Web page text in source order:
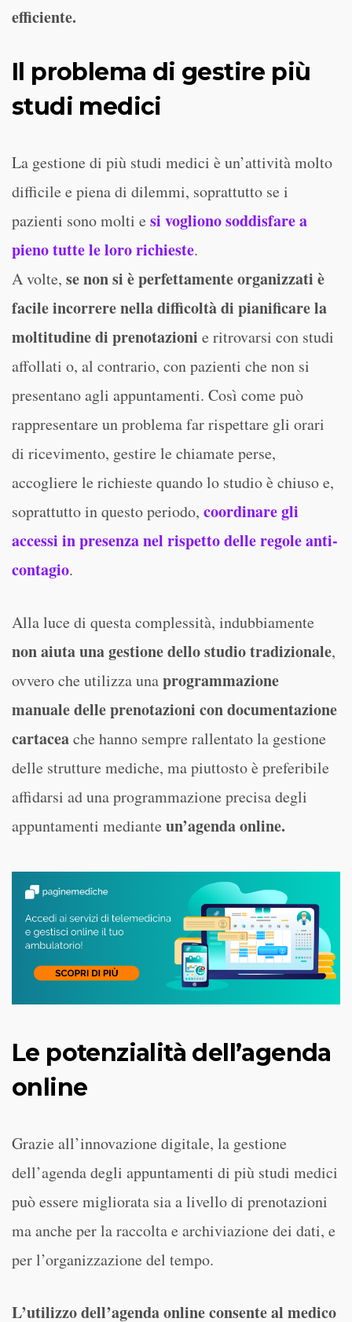
efficiente.
Il problema di gestire più
studi medici
La gestione di più studi medici è un’attività molto
difficile e piena di dilemmi, soprattutto se i
pazienti sono molti e si vogliono soddisfare a
pieno tutte le loro richieste.
A volte, se non si è perfettamente organizzati è
facile incorrere nella difficoltà di pianificare la
moltitudine di prenotazioni e ritrovarsi con studi
affollati o, al contrario, con pazienti che non si
presentano agli appuntamenti. Così come può
rappresentare un problema far rispettare gli orari
di ricevimento, gestire le chiamate perse,
accogliere le richieste quando lo studio è chiuso e,
soprattutto in questo periodo, coordinare gli
accessi in presenza nel rispetto delle regole anti-
contagio.
Alla luce di questa complessità, indubbiamente
non aiuta una gestione dello studio tradizionale,
ovvero che utilizza unaprogrammazione
manuale delle prenotazioni con documentazione
cartaceache hanno sempre rallentato la gestione
delle strutture mediche, ma piuttosto è preferibile
affidarsi ad una programmazione precisa degli
appuntamenti mediante un’agenda online.
Le potenzialità dell’agenda
online
Grazie all’innovazione digitale, la gestione
dell’agenda degli appuntamenti di più studi medici
può essere migliorata sia a livello di prenotazioni
ma anche per la raccolta e archiviazione dei dati, e
per l’organizzazione del tempo.
L’utilizzo dell’agenda online consente al medico